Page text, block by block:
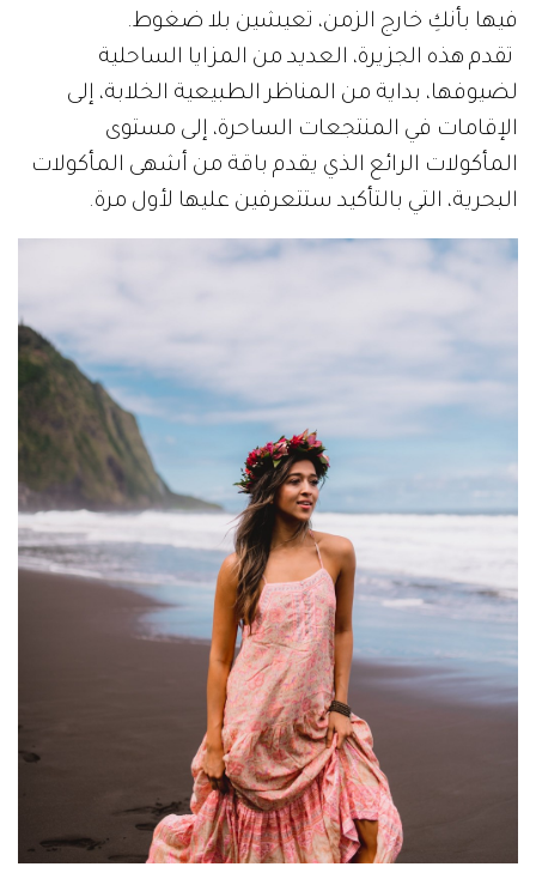
فيها بأنكِ خارج الزمن، تعيشين بلا ضغوط.
تقدم هذه الجزيرة، العديد من المزايا الساحلية
لضيوفها، بداية من المناظر الطبيعية الخلابة، إلى
الإقامات في المنتجعات الساحرة، إلى مستوى
المأكولات الرائع الذي يقدم باقة من أشهى المأكولات
البحرية، التي بالتأكيد ستتعرفين عليها لأول مرة.